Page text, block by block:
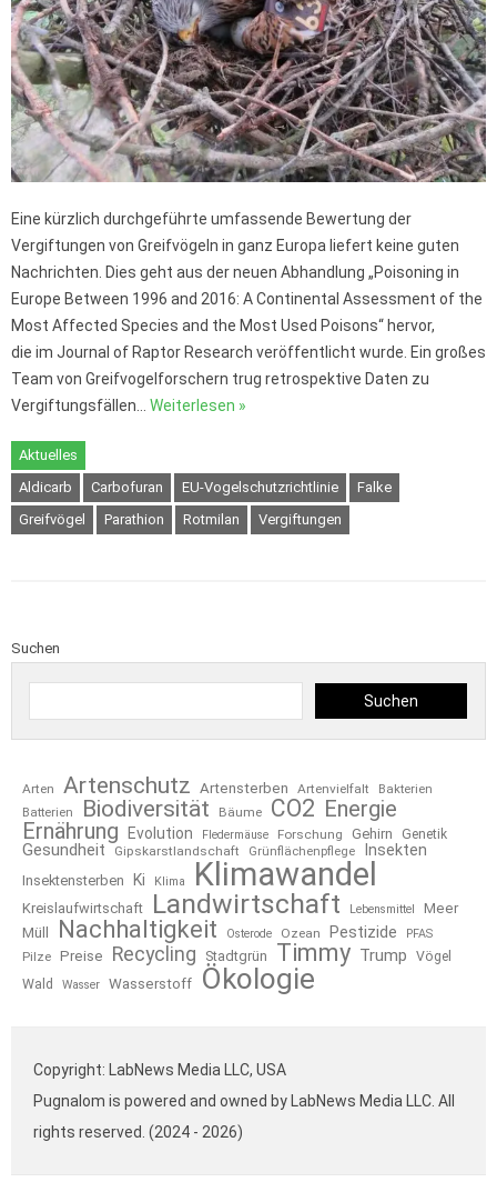
Eine kürzlich durchgeführte umfassende Bewertung der
Vergiftungen von Greifvögeln in ganz Europa liefert keine guten
Nachrichten. Dies geht aus der neuen Abhandlung „Poisoning in
Europe Between 1996 and 2016: A Continental Assessment of the
Most Affected Species and the Most Used Poisons“ hervor,
die im Journal of Raptor Research veröffentlicht wurde. Ein großes
Team von Greifvogelforschern trug retrospektive Daten zu
Vergiftungsfällen… Weiterlesen »
Aktuelles
Aldicarb
Carbofuran EU-Vogelschutzrichtlinie
Falke
Greifvögel
Parathion Rotmilan Vergiftungen
Suchen
Suchen
Arten Artenschutz Artensterben Artenvielfalt
Bakterien
Batterien
Biodiversität Bäume CO2 Energie
Ernährung
Evolution Fledermäuse Forschung Gehirn Genetik
Gesundheit Gipskarstlandschaft Grünflächenpflege Insekten
Insektensterben Ki Klima Klimawandel
Kreislaufwirtschaft Landwirtschaft Lebensmittel
Meer
Müll
Nachhaltigkeit Osterode Ozean Pestizide PFAS
Pilze Preise Recycling Stadtgrün Timmy Trump
Vögel
Wald
Wasser Wasserstoff Ökologie
Copyright: LabNews Media LLC, USA
Pugnalom is powered and owned by LabNews Media LLC. All
rights reserved. (2024 - 2026)